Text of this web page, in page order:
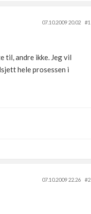
07.10.2009 20.02
#1
til, andre ikke. Jeg vil
hele prosessen i
07.10.2009 22.26
#2